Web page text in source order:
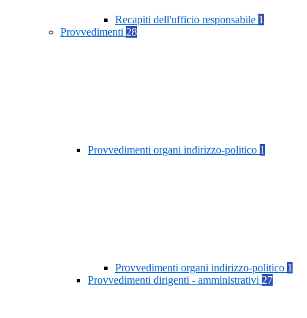
Recapiti dell'ufficio responsabile 1
Provvedimenti 28
Provvedimenti organi indirizzo-politico 1
Provvedimenti organi indirizzo-politico 1
Provvedimenti dirigenti - amministrativi 27